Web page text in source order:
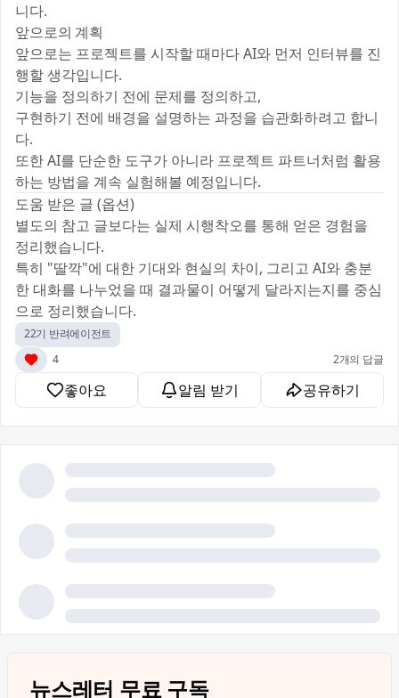
니다.
앞으로의 계획
앞으로는 프로젝트를 시작할 때마다 AI와 먼저 인터뷰를 진
행할 생각입니다.
기능을 정의하기 전에 문제를 정의하고,
구현하기 전에 배경을 설명하는 과정을 습관화하려고 합니
다.
또한 AI를 단순한 도구가 아니라 프로젝트 파트너처럼 활용
하는 방법을 계속 실험해볼 예정입니다.
도움 받은 글 (옵션)
별도의 참고 글보다는 실제 시행착오를 통해 얻은 경험을
정리했습니다.
특히 "딸깍"에 대한 기대와 현실의 차이, 그리고 AI와 충분
한 대화를 나누었을 때 결과물이 어떻게 달라지는지를 중심
으로 정리했습니다.
22기 반려에이전트
4
2개의 답글
좋아요 알림 받기 공유하기
뉴스레터 무료 구독